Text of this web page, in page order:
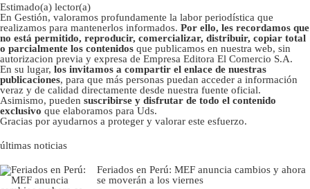
Estimado(a) lector(a)
En Gestión, valoramos profundamente la labor periodística que
realizamos para mantenerlos informados. Por ello, les recordamos que
no está permitido, reproducir, comercializar, distribuir, copiar total
o parcialmente los contenidos que publicamos en nuestra web, sin
autorizacion previa y expresa de Empresa Editora El Comercio S.A.
En su lugar, los invitamos a compartir el enlace de nuestras
publicaciones, para que más personas puedan acceder a información
veraz y de calidad directamente desde nuestra fuente oficial.
Asimismo, pueden suscribirse y disfrutar de todo el contenido
exclusivo que elaboramos para Uds.
Gracias por ayudarnos a proteger y valorar este esfuerzo.
últimas noticias
Feriados en Perú: MEF anuncia cambios y ahora
se moverán a los viernes